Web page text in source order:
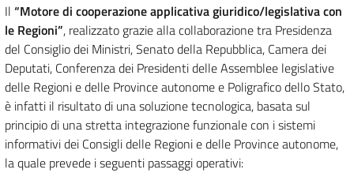
Il “Motore di cooperazione applicativa giuridico/legislativa con
le Regioni”, realizzato grazie alla collaborazione tra Presidenza
del Consiglio dei Ministri, Senato della Repubblica, Camera dei
Deputati, Conferenza dei Presidenti delle Assemblee legislative
delle Regioni e delle Province autonome e Poligrafico dello Stato,
è infatti il risultato di una soluzione tecnologica, basata sul
principio di una stretta integrazione funzionale con i sistemi
informativi dei Consigli delle Regioni e delle Province autonome,
la quale prevede i seguenti passaggi operativi: